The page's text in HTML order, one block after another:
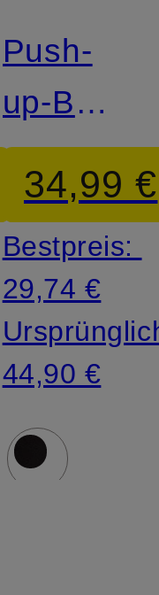
Push-
up-BH
34,99 €
Bestpreis:
29,74 €
44,90 €